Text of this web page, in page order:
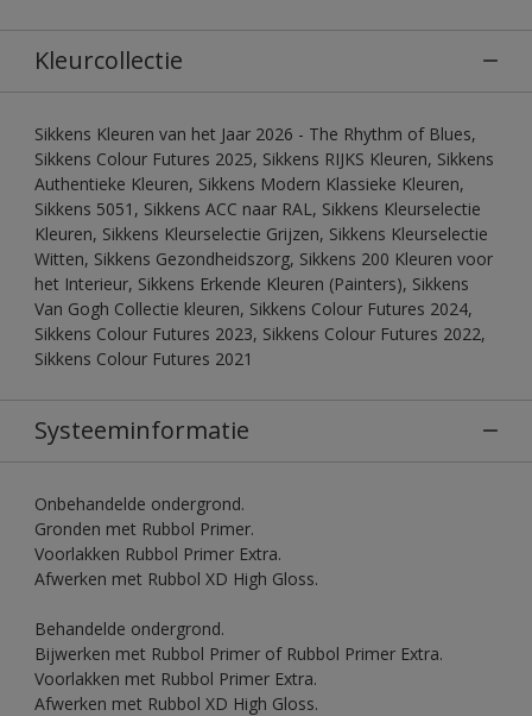
Kleurcollectie
Sikkens Kleuren van het Jaar 2026 - The Rhythm of Blues,
Sikkens Colour Futures 2025, Sikkens RIJKS Kleuren, Sikkens
Authentieke Kleuren, Sikkens Modern Klassieke Kleuren,
Sikkens 5051, Sikkens ACC naar RAL, Sikkens Kleurselectie
Kleuren, Sikkens Kleurselectie Grijzen, Sikkens Kleurselectie
Witten, Sikkens Gezondheidszorg, Sikkens 200 Kleuren voor
het Interieur, Sikkens Erkende Kleuren (Painters), Sikkens
Van Gogh Collectie kleuren, Sikkens Colour Futures 2024,
Sikkens Colour Futures 2023, Sikkens Colour Futures 2022,
Sikkens Colour Futures 2021
Systeeminformatie
Onbehandelde ondergrond.
Gronden met Rubbol Primer.
Voorlakken Rubbol Primer Extra.
Afwerken met Rubbol XD High Gloss.
Behandelde ondergrond.
Bijwerken met Rubbol Primer of Rubbol Primer Extra.
Voorlakken met Rubbol Primer Extra.
Afwerken met Rubbol XD High Gloss.